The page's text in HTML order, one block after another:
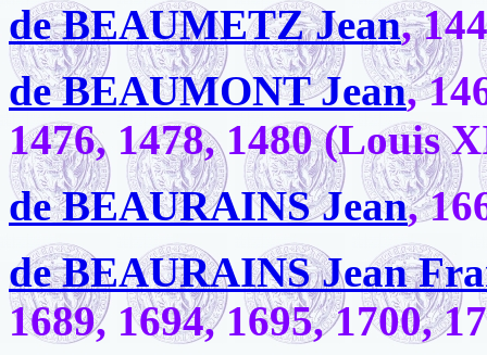
de BEAUMETZ Jean,
de BEAUMONT Jean,
1476, 1478, 1480 (Louis
de BEAURAINS Jean,
de BEAURAINS Jean
1689, 1694, 1695, 1700,